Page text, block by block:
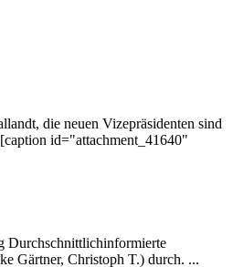
die neuen Vizepräsidenten sind
id="attachment_41640"
Durchschnittlichinformierte
Gärtner, Christoph T.) durch. ...